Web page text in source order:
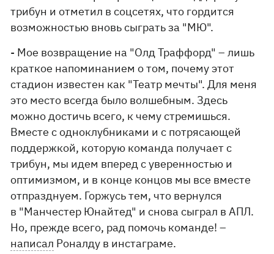
трибун и отметил в соцсетях, что гордится
возможностью вновь сыграть за "МЮ".
- Мое возвращение на "Олд Траффорд" – лишь
краткое напоминанием о том, почему этот
стадион известен как "Театр мечты". Для меня
это место всегда было волшебным. Здесь
можно достичь всего, к чему стремишься.
Вместе с одноклубниками и с потрясающей
поддержкой, которую команда получает с
трибун, мы идем вперед с уверенностью и
оптимизмом, и в конце концов мы все вместе
отпразднуем. Горжусь тем, что вернулся
в "Манчестер Юнайтед" и снова сыграл в АПЛ.
Но, прежде всего, рад помочь команде! –
написал Роналду в инстаграме.